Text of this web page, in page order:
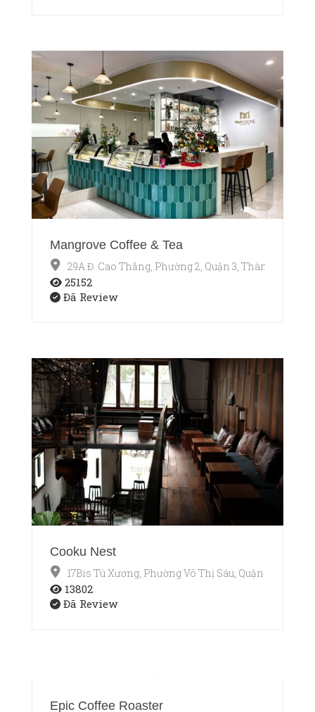
Mangrove Coffee & Tea
29A Đ. Cao Thắng, Phường 2, Quận 3, Thành phố
25152
Đã Review
Cooku Nest
17Bis Tú Xương, Phường Võ Thị Sáu, Quận 3, TP.HCM
13802
Đã Review
Epic Coffee Roaster